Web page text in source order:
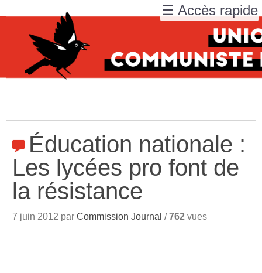
Éducation nationale :
Les lycées pro font de
la résistance
7 juin 2012 parCommission Journal /762 vues
☰ Accès rapide